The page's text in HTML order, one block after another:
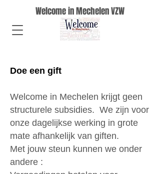
Welcome in Mechelen VZW
Doe een gift
Welcome in Mechelen krijgt geen
structurele subsidies. We zijn voor
onze dagelijkse werking in grote
mate afhankelijk van giften.
Met jouw steun kunnen we onder
andere :